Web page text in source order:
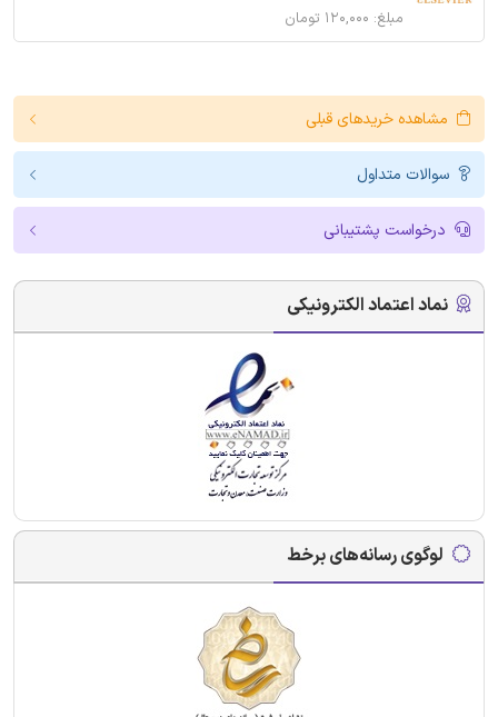
مبلغ: ۱۲۰,۰۰۰ تومان
مشاهده خریدهای قبلی
سوالات متداول
درخواست پشتیبانی
نماد اعتماد الکترونیکی
لوگوی رسانه‌های برخط